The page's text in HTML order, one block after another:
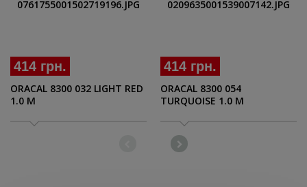
414 грн.
ORACAL 8300 032 LIGHT RED
1.0 M
414 грн.
ORACAL 8300 054
TURQUOISE 1.0 M